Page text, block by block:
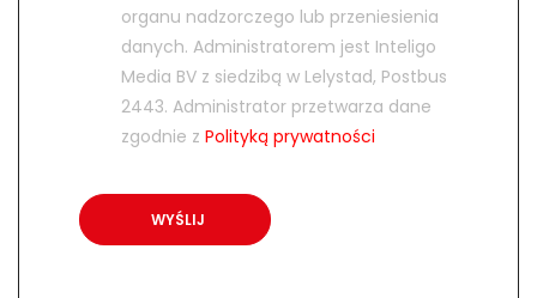
organu nadzorczego lub przeniesienia
danych. Administratorem jest Inteligo
Media BV z siedzibą w Lelystad, Postbus
2443. Administrator przetwarza dane
zgodnie z Polityką prywatności